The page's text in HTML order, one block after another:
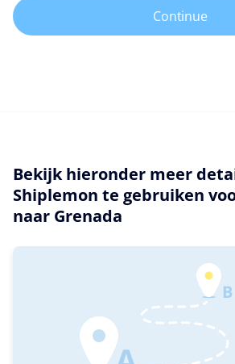
Continue
Bekijk hieronder meer
Shiplemon te gebruiken
naar Grenada